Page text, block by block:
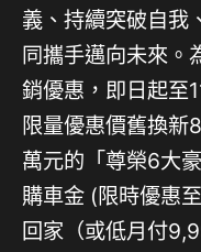
義、持續突破自我
同攜手邁向未來。
銷優惠，即日起至
限量優惠價舊換新
萬元的「尊榮6大
購車金 (限時優惠
回家（或低月付